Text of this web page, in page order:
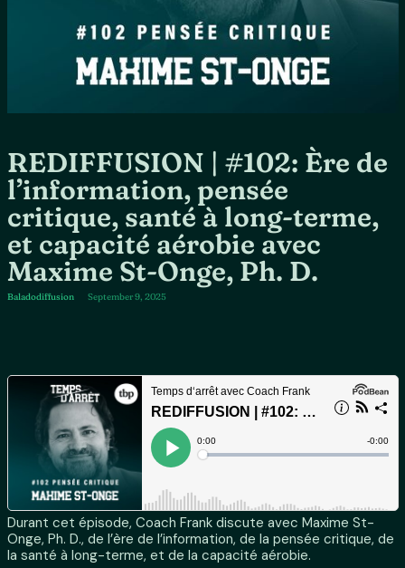
REDIFFUSION | #102: Ère de
l’information, pensée
critique, santé à long-terme,
et capacité aérobie avec
Maxime St-Onge, Ph. D.
Baladodiffusion September 9, 2025
Durant cet épisode, Coach Frank discute avec Maxime St-
Onge, Ph. D., de l’ère de l’information, de la pensée critique, de
la santé à long-terme, et de la capacité aérobie.